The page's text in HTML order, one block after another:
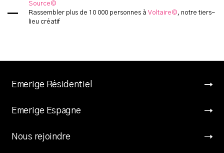
Source©
Rassembler plus de 10 000 personnes à Voltaire©, notre tiers-
lieu créatif
Emerige Résidentiel
Emerige Espagne
Nous rejoindre